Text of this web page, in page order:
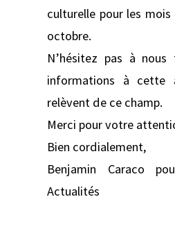
culturelle pour les
octobre.
N’hésitez pas à
informations à cette
relèvent de ce champ.
Merci pour votre
Bien cordialement,
Benjamin Caraco
Actualités